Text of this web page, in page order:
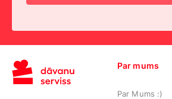
Par mums
Par Mums :)